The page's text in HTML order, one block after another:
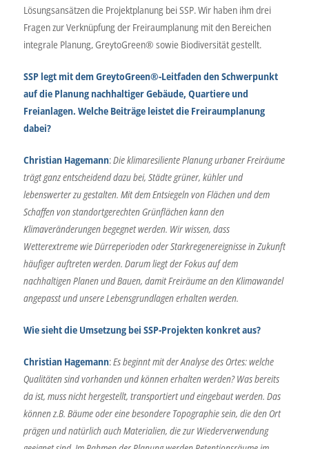
Lösungsansätzen die Projektplanung bei SSP. Wir haben ihm drei
Fragen zur Verknüpfung der Freiraumplanung mit den Bereichen
integrale Planung, GreytoGreen® sowie Biodiversität gestellt.
SSP legt mit dem GreytoGreen®-Leitfaden den Schwerpunkt
auf die Planung nachhaltiger Gebäude, Quartiere und
Freianlagen. Welche Beiträge leistet die Freiraumplanung
dabei?
Christian Hagemann:Die klimaresiliente Planung urbaner Freiräume
trägt ganz entscheidend dazu bei, Städte grüner, kühler und
lebenswerter zu gestalten. Mit dem Entsiegeln von Flächen und dem
Schaffen von standortgerechten Grünflächen kann den
Klimaveränderungen begegnet werden. Wir wissen, dass
Wetterextreme wie Dürreperioden oder Starkregenereignisse in Zukunft
häufiger auftreten werden. Darum liegt der Fokus auf dem
nachhaltigen Planen und Bauen, damit Freiräume an den Klimawandel
angepasst und unsere Lebensgrundlagen erhalten werden.
Wie sieht die Umsetzung bei SSP-Projekten konkret aus?
Christian Hagemann:Es beginnt mit der Analyse des Ortes: welche
Qualitäten sind vorhanden und können erhalten werden? Was bereits
da ist, muss nicht hergestellt, transportiert und eingebaut werden. Das
können z.B. Bäume oder eine besondere Topographie sein, die den Ort
prägen und natürlich auch Materialien, die zur Wiederverwendung